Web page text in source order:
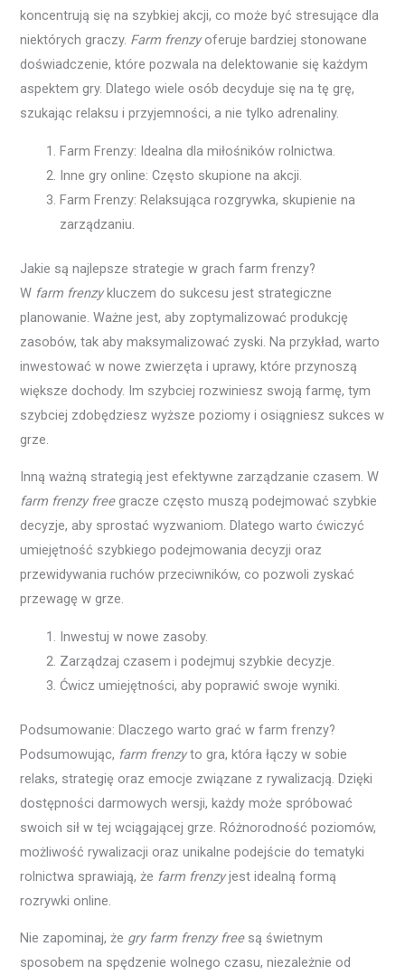
koncentrują się na szybkiej akcji, co może być stresujące dla
niektórych graczy. Farm frenzyoferuje bardziej stonowane
doświadczenie, które pozwala na delektowanie się każdym
aspektem gry. Dlatego wiele osób decyduje się na tę grę,
szukając relaksu i przyjemności, a nie tylko adrenaliny.
Farm Frenzy: Idealna dla miłośników rolnictwa.
Inne gry online: Często skupione na akcji.
Farm Frenzy: Relaksująca rozgrywka, skupienie na
zarządzaniu.
Jakie są najlepsze strategie w grach farm frenzy?
W farm frenzykluczem do sukcesu jest strategiczne
planowanie. Ważne jest, aby zoptymalizować produkcję
zasobów, tak aby maksymalizować zyski. Na przykład, warto
inwestować w nowe zwierzęta i uprawy, które przynoszą
większe dochody. Im szybciej rozwiniesz swoją farmę, tym
szybciej zdobędziesz wyższe poziomy i osiągniesz sukces w
grze.
Inną ważną strategią jest efektywne zarządzanie czasem. W
farm frenzy freegracze często muszą podejmować szybkie
decyzje, aby sprostać wyzwaniom. Dlatego warto ćwiczyć
umiejętność szybkiego podejmowania decyzji oraz
przewidywania ruchów przeciwników, co pozwoli zyskać
przewagę w grze.
Inwestuj w nowe zasoby.
Zarządzaj czasem i podejmuj szybkie decyzje.
Ćwicz umiejętności, aby poprawić swoje wyniki.
Podsumowanie: Dlaczego warto grać w farm frenzy?
Podsumowując, farm frenzyto gra, która łączy w sobie
relaks, strategię oraz emocje związane z rywalizacją. Dzięki
dostępności darmowych wersji, każdy może spróbować
swoich sił w tej wciągającej grze. Różnorodność poziomów,
możliwość rywalizacji oraz unikalne podejście do tematyki
rolnictwa sprawiają, że farm frenzyjest idealną formą
rozrywki online.
Nie zapominaj, że gry farm frenzy freesą świetnym
sposobem na spędzenie wolnego czasu, niezależnie od